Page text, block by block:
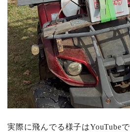
実際に飛んでる様子はYouTube